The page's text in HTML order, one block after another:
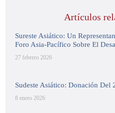
Artículos
Sureste Asiático: Un
Foro Asia-Pacífico Sobre El
27 febrero 2026
Sudeste Asiático: Donación Del
8 enero 2026